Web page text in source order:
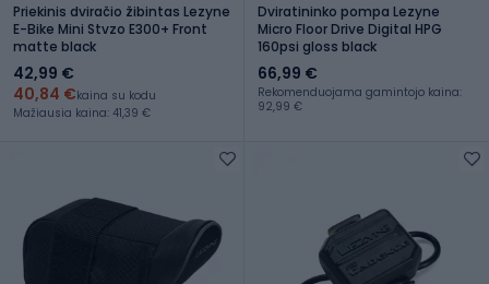
Priekinis dviračio žibintas Lezyne
E-Bike Mini Stvzo E300+ Front
matte black
42,99 €
40,84 €kaina su kodu
Mažiausia kaina: 41,39 €
Dviratininko pompa Lezyne
Micro Floor Drive Digital HPG
160psi gloss black
66,99 €
Rekomenduojama gamintojo kaina:
92,99 €